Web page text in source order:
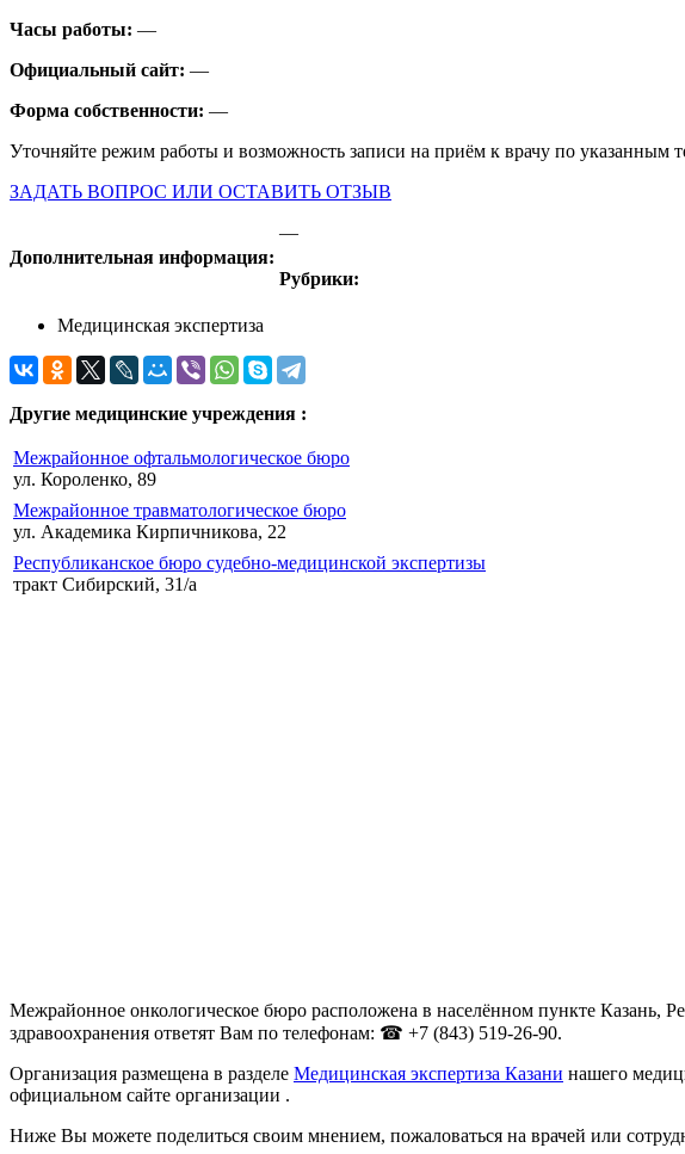
Часы работы: —
Официальный сайт: —
Форма собственности: —
Уточняйте режим работы и возможность записи на приём к врачу по указанным
ЗАДАТЬ ВОПРОС ИЛИ ОСТАВИТЬ ОТЗЫВ
Дополнительная информация:
—
Рубрики:
Медицинская экспертиза
Другие медицинские учреждения :
Межрайонное офтальмологическое бюро
ул. Короленко, 89
Межрайонное травматологическое бюро
ул. Академика Кирпичникова, 22
Республиканское бюро судебно-медицинской экспертизы
тракт Сибирский, 31/а
Межрайонное онкологическое бюро расположена в населённом пункте Казань,
здравоохранения ответят Вам по телефонам: ☎ +7 (843) 519-26-90.
Организация размещена в разделе Медицинская экспертиза Казани нашего
официальном сайте организации .
Ниже Вы можете поделиться своим мнением, пожаловаться на врачей или